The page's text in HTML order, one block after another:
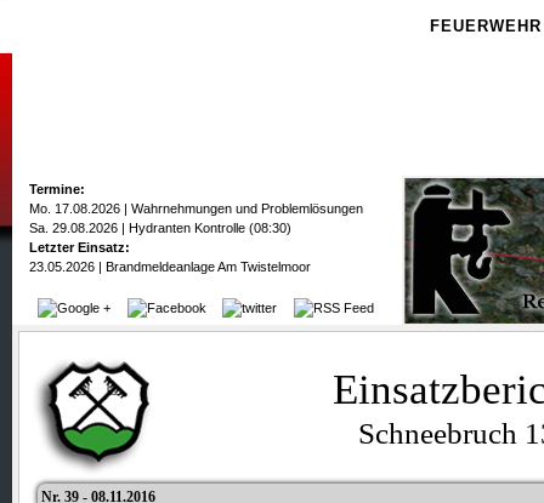
FEUERWEHR
Termine:
Mo. 17.08.2026 | Wahrnehmungen und Problemlösungen
Sa. 29.08.2026 | Hydranten Kontrolle (08:30)
Letzter Einsatz:
23.05.2026 | Brandmeldeanlage Am Twistelmoor
Schneebruch
Nr. 39 - 08.11.2016